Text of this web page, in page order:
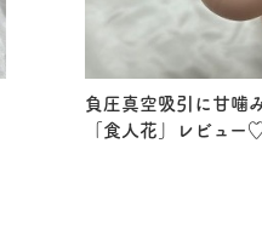
負圧真空吸引に甘噛
「食人花」レビュー